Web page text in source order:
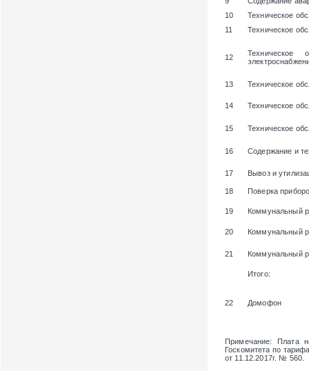
10
Техническое
11
Техническое
12
Техническое
13 Техническое
14 Техническое
15 Техническое
16 Содержание и
17 Вывоз и
18 Поверка
19 Коммунальный
20 Коммунальный
21 Коммунальный
Итого:
22 Домофон
Примечание: Плата
Госкомитета по
от 11.12.2017г. № 560.